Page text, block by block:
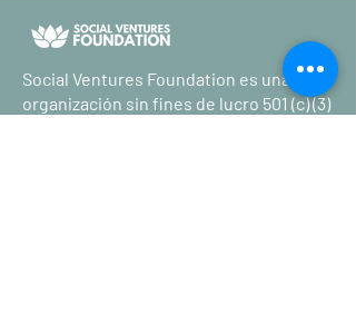
Social Ventures Foundation es una
organización sin fines de lucro 501 (c) (3)